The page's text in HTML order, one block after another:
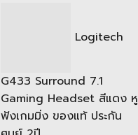
Logitech
G433 Surround 7.1
Gaming Headset สีแดง หู
ฟังเกมมิ่ง ของแท้ ประกัน